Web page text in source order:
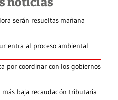
serán resueltas mañana
entra al proceso ambiental
por coordinar con los gobiernos
más baja recaudación tributaria